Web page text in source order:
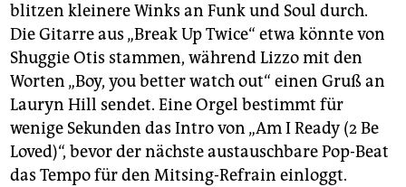
blitzen kleinere Winks an Funk und Soul durch.
Die Gitarre aus „Break Up Twice“ etwa könnte von
Shuggie Otis stammen, während Lizzo mit den
Worten „Boy, you better watch out“ einen Gruß an
Lauryn Hill sendet. Eine Orgel bestimmt für
wenige Sekunden das Intro von „Am I Ready (2 Be
Loved)“, bevor der nächste austauschbare Pop-Beat
das Tempo für den Mitsing-Refrain einloggt.